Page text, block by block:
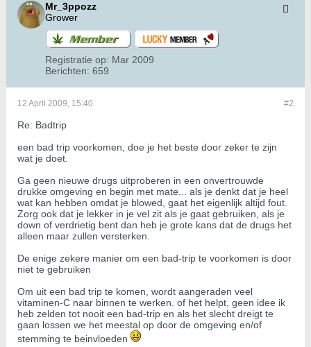
Mr_3ppozz
Grower
Registratie op: Mar 2009
Berichten: 659
#2
12 April 2009, 15:40
Re: Badtrip
een bad trip voorkomen, doe je het beste door zeker te zijn
wat je doet.
Ga geen nieuwe drugs uitproberen in een onvertrouwde
drukke omgeving en begin met mate... als je denkt dat je heel
wat kan hebben omdat je blowed, gaat het eigenlijk altijd fout.
Zorg ook dat je lekker in je vel zit als je gaat gebruiken, als je
down of verdrietig bent dan heb je grote kans dat de drugs het
alleen maar zullen versterken.
De enige zekere manier om een bad-trip te voorkomen is door
niet te gebruiken
Om uit een bad trip te komen, wordt aangeraden veel
vitaminen-C naar binnen te werken. of het helpt, geen idee ik
heb zelden tot nooit een bad-trip en als het slecht dreigt te
gaan lossen we het meestal op door de omgeving en/of
stemming te beinvloeden